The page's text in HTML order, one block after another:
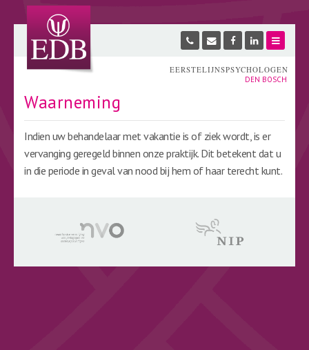
EERSTELIJNSPSYCHOLOGEN
DEN BOSCH
Waarneming
Indien uw behandelaar met vakantie is of ziek wordt, is er
vervanging geregeld binnen onze praktijk. Dit betekent dat u
in die periode in geval van nood bij hem of haar terecht kunt.